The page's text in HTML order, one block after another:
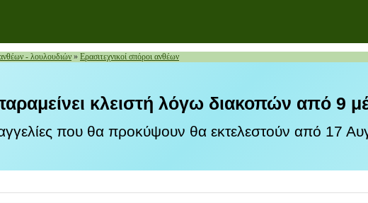
- λουλουδιών » Ερασιτεχνικοί σπόροι ανθέων
κλειστή λόγω διακοπών από 9
που θα προκύψουν θα εκτελεστούν από 17